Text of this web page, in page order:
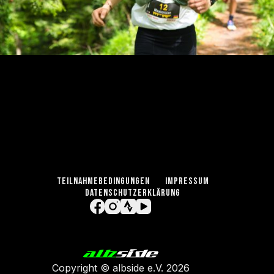
TEILNAHMEBEDINGUNGEN
IMPRESSUM
DATENSCHUTZERKLÄRUNG
Copyright © albside e.V. 2026